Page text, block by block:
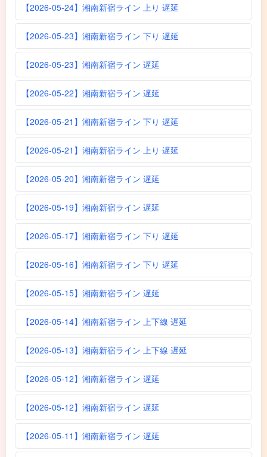
【2026-05-24】湘南新宿ライン 上り 遅延
【2026-05-23】湘南新宿ライン 下り 遅延
【2026-05-23】湘南新宿ライン 遅延
【2026-05-22】湘南新宿ライン 遅延
【2026-05-21】湘南新宿ライン 下り 遅延
【2026-05-21】湘南新宿ライン 上り 遅延
【2026-05-20】湘南新宿ライン 遅延
【2026-05-19】湘南新宿ライン 遅延
【2026-05-17】湘南新宿ライン 下り 遅延
【2026-05-16】湘南新宿ライン 下り 遅延
【2026-05-15】湘南新宿ライン 遅延
【2026-05-14】湘南新宿ライン 上下線 遅延
【2026-05-13】湘南新宿ライン 上下線 遅延
【2026-05-12】湘南新宿ライン 遅延
【2026-05-12】湘南新宿ライン 遅延
【2026-05-11】湘南新宿ライン 遅延